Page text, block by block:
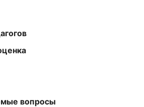
вопросы